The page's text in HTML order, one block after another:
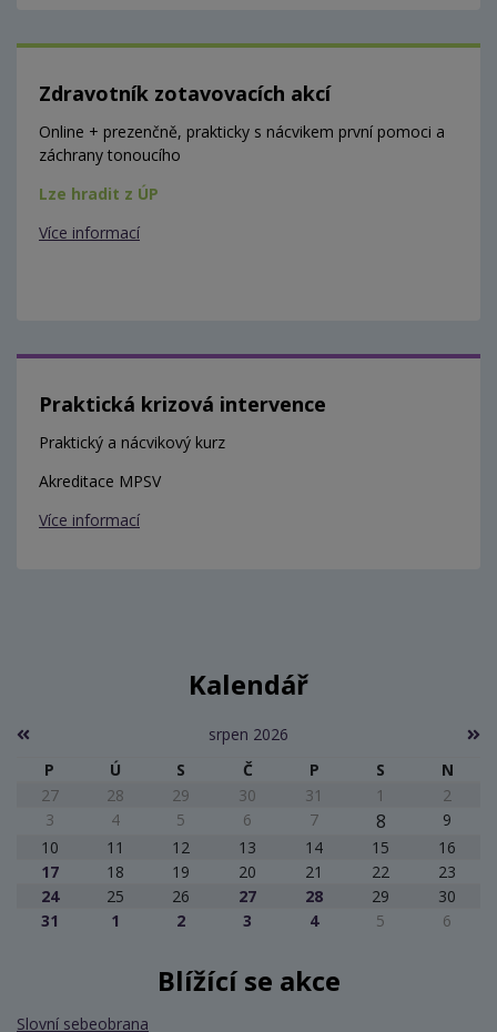
Zdravotník zotavovacích akcí
Online + prezenčně, prakticky s nácvikem první pomoci a
záchrany tonoucího
Lze hradit z ÚP
Více informací
Praktická krizová intervence
Praktický a nácvikový kurz
Akreditace MPSV
Více informací
Kalendář
srpen 2026
P
Ú S Č P S
N
27
28 29 30 31 1
2
3
4 5 6 7 8
9
10
11 12 13 14 15
16
17
18 19 20 21 22
23
24
25 26 27 28 29
30
31
1 2 3 4 5 6
Blížící se akce
Slovní sebeobrana